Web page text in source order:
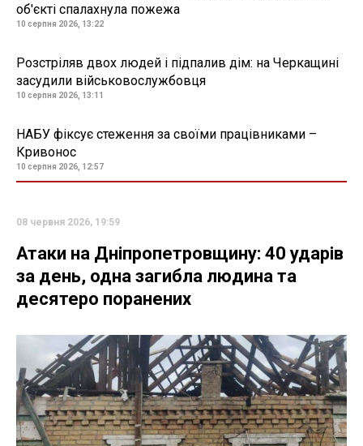
об'єкті спалахнула пожежа
10 серпня 2026, 13:22
Розстріляв двох людей і підпалив дім: на Черкащині
засудили військовослужбовця
10 серпня 2026, 13:11
НАБУ фіксує стеження за своїми працівниками –
Кривонос
10 серпня 2026, 12:57
08 червня 2026, 19:59
Атаки на Дніпропетровщину: 40 ударів
за день, одна загибла людина та
десятеро поранених